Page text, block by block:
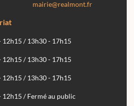
mairie@realmont.fr
12h15 / 13h30 - 17h15
12h15 / 13h30 - 17h15
12h15 / 13h30 - 17h15
12h15 / Fermé au public